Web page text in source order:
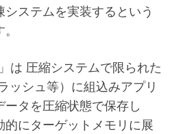
ステムを実装するという
は 圧縮システムで限られた
ッシュ等）に組込みアプリ
タを圧縮状態で保存し
的にターゲットメモリに展